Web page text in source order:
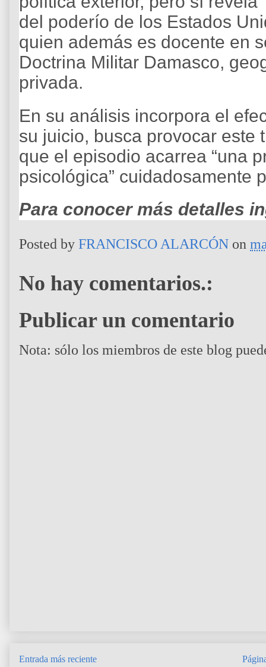
del poderío de los Estados
quien además es docente en
Doctrina Militar Damasco,
privada.
En su análisis incorpora el
su juicio, busca provocar este
que el episodio acarrea “una
psicológica” cuidadosamente
Para conocer más detalles
Posted by FRANCISCO ALARCÓN on
No hay comentarios.:
Publicar un comentario
Nota: sólo los miembros de este blog
Entrada más reciente